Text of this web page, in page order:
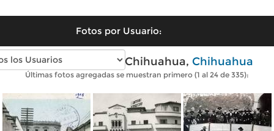
Fotos por Usuario:
Fotos antiguas de Chihuahua, Chihuahua
Últimas fotos agregadas se muestran primero (1 al 24 de 335):